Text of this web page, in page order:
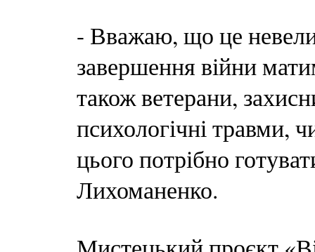
- Вважаю, що це
завершення війни
також ветерани,
психологічні травми,
цього потрібно
Лихоманенко.